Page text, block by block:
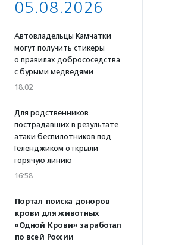
05.08.2026
Автовладельцы Камчатки
могут получить стикеры
о правилах добрососедства
с бурыми медведями
18:02
Для родственников
пострадавших в результате
атаки беспилотников под
Геленджиком открыли
горячую линию
16:58
Портал поиска доноров
крови для животных
«Одной Крови» заработал
по всей России